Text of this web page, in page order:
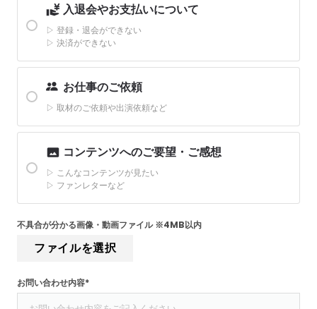
入退会やお支払いについて
▷ 登録・退会ができない
▷ 決済ができない
お仕事のご依頼
▷ 取材のご依頼や出演依頼など
コンテンツへのご要望・ご感想
▷ こんなコンテンツが見たい
▷ ファンレターなど
不具合が分かる画像・動画ファイル ※4MB以内
ファイルを選択
お問い合わせ内容*